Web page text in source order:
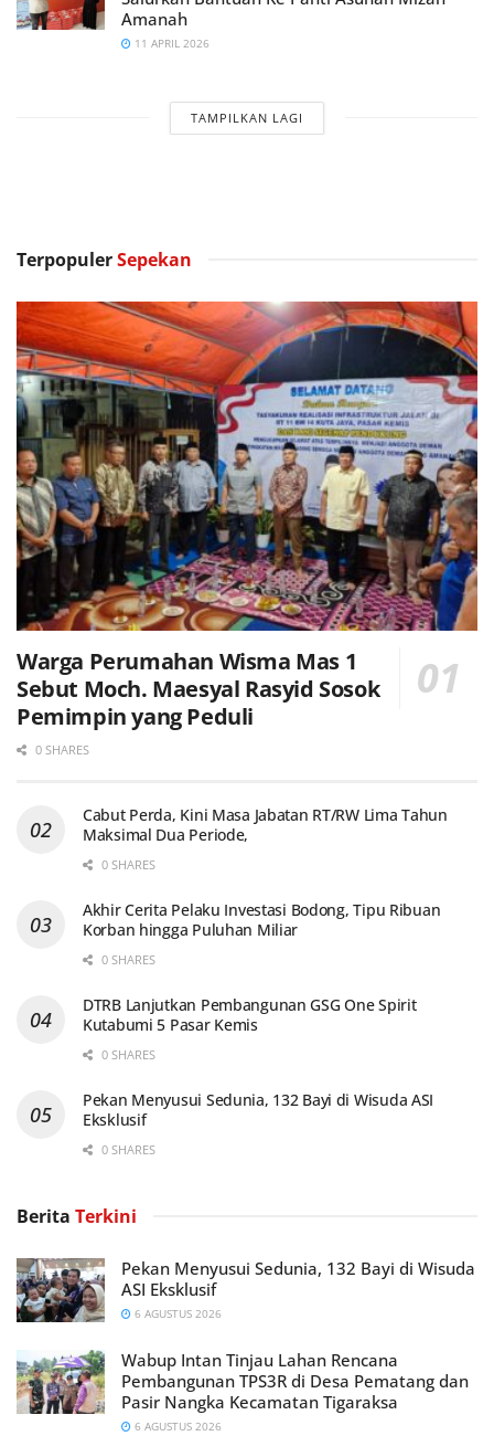
Amanah
11 APRIL 2026
TAMPILKAN LAGI
TerpopulerSepekan
Warga Perumahan Wisma Mas 1
Sebut Moch. Maesyal Rasyid Sosok
Pemimpin yang Peduli
0 SHARES
Cabut Perda, Kini Masa Jabatan RT/RW Lima Tahun
Maksimal Dua Periode,
0 SHARES
Akhir Cerita Pelaku Investasi Bodong, Tipu Ribuan
Korban hingga Puluhan Miliar
0 SHARES
DTRB Lanjutkan Pembangunan GSG One Spirit
Kutabumi 5 Pasar Kemis
0 SHARES
Pekan Menyusui Sedunia, 132 Bayi di Wisuda ASI
Eksklusif
0 SHARES
Berita Terkini
Pekan Menyusui Sedunia, 132 Bayi di Wisuda
ASI Eksklusif
6 AGUSTUS 2026
Wabup Intan Tinjau Lahan Rencana
Pembangunan TPS3R di Desa Pematang dan
Pasir Nangka Kecamatan Tigaraksa
6 AGUSTUS 2026